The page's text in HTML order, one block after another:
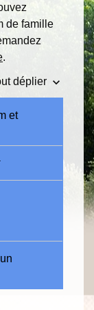
de famille
.
déplier keyboard_arrow_down
et